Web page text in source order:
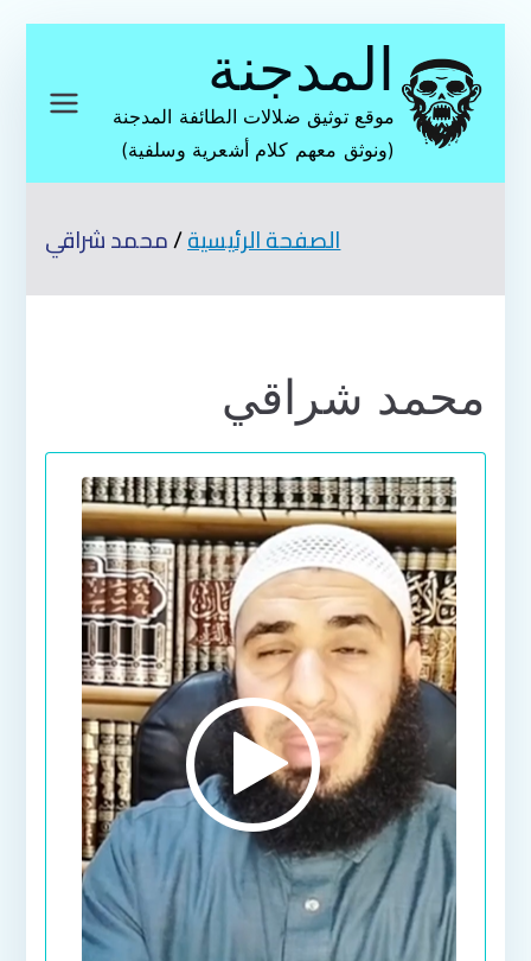
المحتوى
المدجنة
موقع توثيق ضلالات الطائفة المدجنة
(ونوثق معهم كلام أشعرية وسلفية)
الصفحة الرئيسية محمد شراقي
محمد شراقي